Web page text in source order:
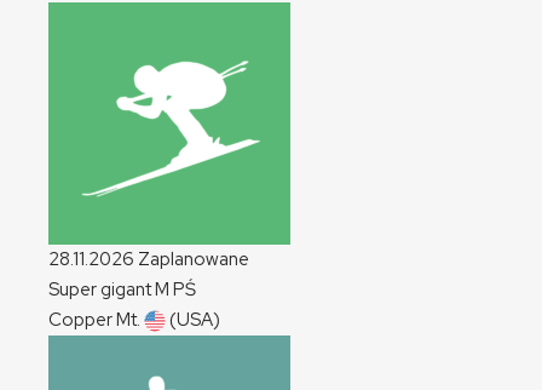
28.11.2026 Zaplanowane
Super gigantM PŚ
Copper Mt.
(USA)